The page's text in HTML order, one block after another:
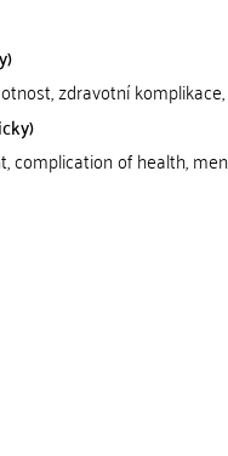
zdravotní
complication of health,